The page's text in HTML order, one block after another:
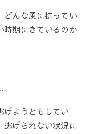
んな風に抗ってい
時期にきているのか
ようともしてい
逃げられない状況に